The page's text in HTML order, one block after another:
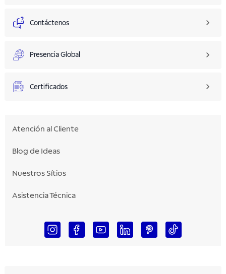
Contáctenos
Presencia Global
Certificados
Atención al Cliente
Blog de Ideas
Nuestros Sítios
Asistencia Técnica